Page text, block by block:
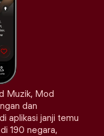
Muzik, Mod
dan
aplikasi janji temu
190 negara,